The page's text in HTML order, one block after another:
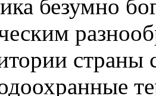
безумно
страны